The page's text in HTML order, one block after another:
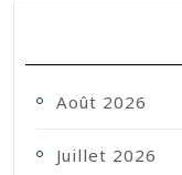
Août 2026
Juillet 2026